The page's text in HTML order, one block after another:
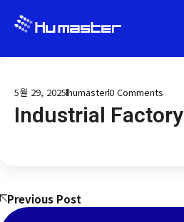
5월 29, 2025humaster0 Comments
Industrial Factory
Previous Post